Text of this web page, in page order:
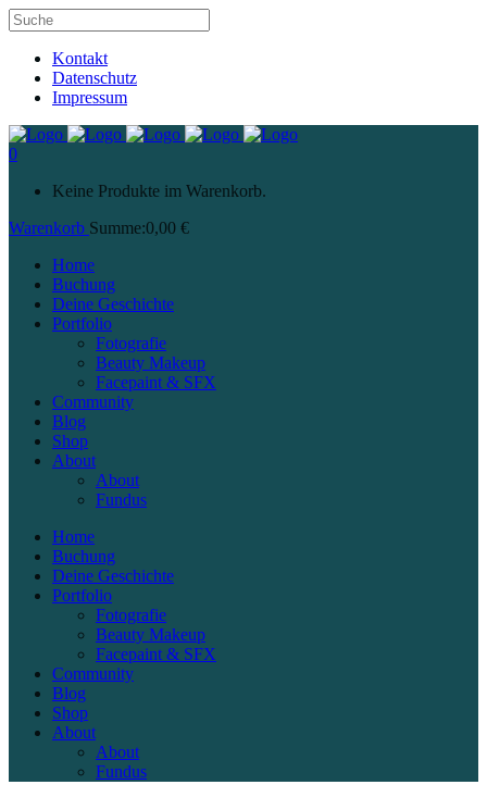
Kontakt
Datenschutz
Impressum
0
Keine Produkte im Warenkorb.
Warenkorb Summe:0,00 €
Home
Buchung
Deine Geschichte
Portfolio
Fotografie
Beauty Makeup
Facepaint & SFX
Community
Blog
Shop
About
About
Fundus
Home
Buchung
Deine Geschichte
Portfolio
Fotografie
Beauty Makeup
Facepaint & SFX
Community
Blog
Shop
About
About
Fundus